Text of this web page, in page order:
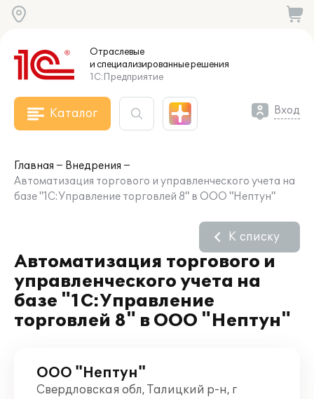
Отраслевые
и специализированныерешения
1С:Предприятие
Каталог Вход
Главная
Внедрения
Автоматизация торгового и управленческого учета на
базе "1С:Управление торговлей 8" в ООО "Нептун"
Автоматизация торгового и
управленческого учета на
базе "1С:Управление
торговлей 8" в ООО "Нептун"
К списку
ООО "Нептун"
Свердловская обл, Талицкий р-н, г